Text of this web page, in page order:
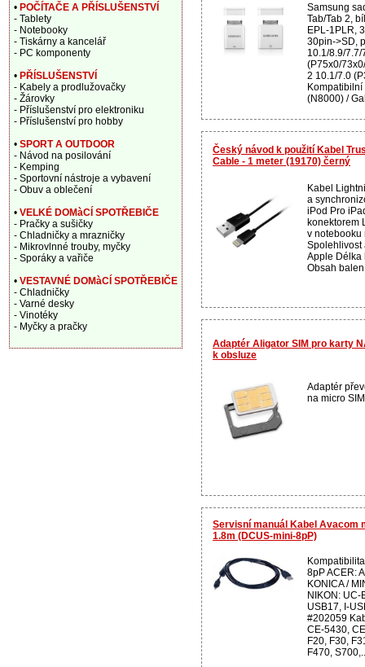
Samsung
Tab/Tab 2,
EPL-1PLR,
30pin->SD,
10.1/8.9/7.7/
(P75x0/
2 10.1/7.0
(N8000) /
Český návod k použití Kabel
Cable - 1 meter (19170) černý
Kabel
a
iPod Pro
konektorem
v notebooku
Spolehlivost
Apple Délka
Obsah
Adaptér Aligator SIM pro karty
k obsluze
Adaptér
na micro
Servisní manuál Kabel Avacom
1.8m (DCUS-mini-8pP)
8pP ACER:
KONICA /
NIKON: UC-
USB17, I-
#202059
CE-5430,
F20, F30,
F470,
• POČÍTAČE A PŘÍSLUŠENSTVÍ
- Tablety
- Notebooky
- Tiskárny a kancelář
- PC komponenty
• PŘÍSLUŠENSTVÍ
- Kabely a prodlužovačky
- Žárovky
- Příslušenství pro elektroniku
- Příslušenství pro hobby
• SPORT A OUTDOOR
- Návod na posilování
- Kemping
- Sportovní nástroje a vybavení
- Obuv a oblečení
• VELKÉ DOMàCÍ SPOTŘEBIČE
- Pračky a sušičky
- Chladničky a mrazničky
- Mikrovlnné trouby, myčky
- Sporáky a vařiče
• VESTAVNÉ DOMàCÍ SPOTŘEBIČE
- Chladničky
- Varné desky
- Vinotéky
- Myčky a pračky